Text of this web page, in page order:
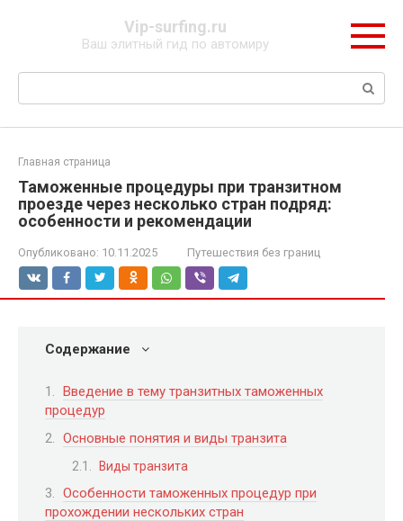
Vip-surfing.ru
Ваш элитный гид по автомиру
Поиск:
Главная страница
Таможенные процедуры при транзитном
проезде через несколько стран подряд:
особенности и рекомендации
Опубликовано: 10.11.2025 Путешествия без границ
Содержание
Введение в тему транзитных таможенных
процедур
Основные понятия и виды транзита
Виды транзита
Особенности таможенных процедур при
прохождении нескольких стран